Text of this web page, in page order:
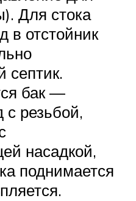
Для стока
в отстойник
септик.
бак —
с резьбой,
насадкой,
поднимается